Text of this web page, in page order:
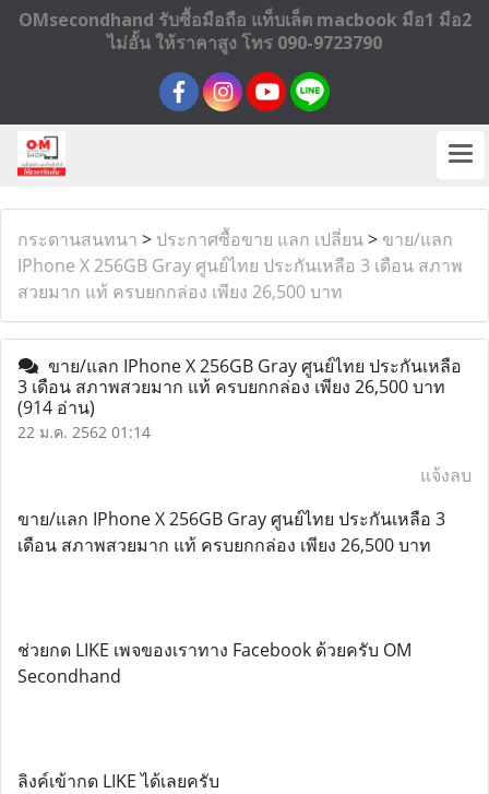
OMsecondhand รับซื้อมือถือ แท็บเล็ต macbook มือ1 มือ2
ไม่อั้น ให้ราคาสูง โทร 090-9723790
กระดานสนทนา > ประกาศซื้อขาย แลก เปลี่ยน> ขาย/แลก
IPhone X 256GB Gray ศูนย์ไทย ประกันเหลือ 3 เดือน สภาพ
สวยมาก แท้ ครบยกกล่อง เพียง 26,500 บาท
ขาย/แลก IPhone X 256GB Gray ศูนย์ไทย ประกันเหลือ
3 เดือน สภาพสวยมาก แท้ ครบยกกล่อง เพียง 26,500 บาท
(914 อ่าน)
22 ม.ค. 2562 01:14
แจ้งลบ
ขาย/แลก IPhone X 256GB Gray ศูนย์ไทย ประกันเหลือ 3
เดือน สภาพสวยมาก แท้ ครบยกกล่อง เพียง 26,500 บาท
ช่วยกด LIKE เพจของเราทาง Facebook ด้วยครับ OM
Secondhand
ลิงค์เข้ากด LIKE ได้เลยครับ